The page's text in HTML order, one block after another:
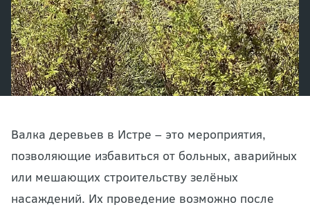
Валка деревьев в Истре – это мероприятия,
позволяющие избавиться от больных, аварийных
или мешающих строительству зелёных
насаждений. Их проведение возможно после